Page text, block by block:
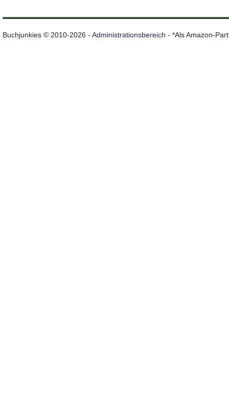
Buchjunkies © 2010-2026 - Administrationsbereich - *Als Amazon-